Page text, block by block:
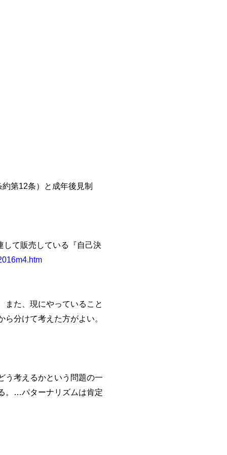
第12条）と成年後見制
て販売している『自己決
た、現にやっていること
分けて考えた方がよい。
考えるかという問題の一
。…パターナリズムは肯定